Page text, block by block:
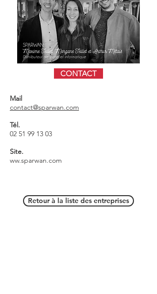
CONTACT
Mail
contact@sparwan.com
Tél.
02 51 99 13 03
Site.
ww.sparwan.com
Retour à la liste des entreprises